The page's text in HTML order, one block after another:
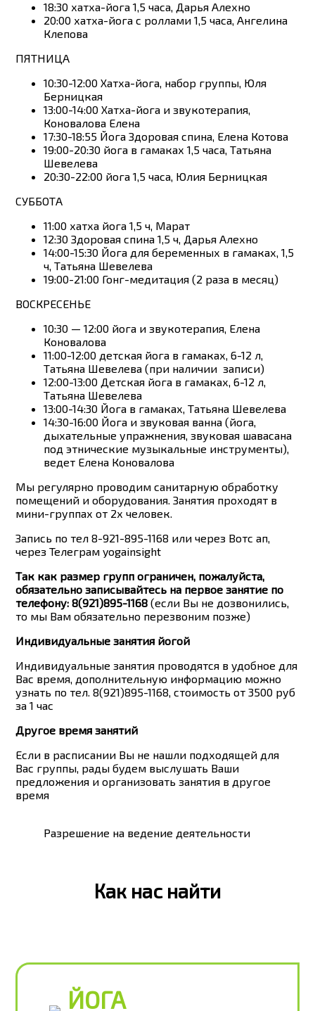
18:30 хатха-йога 1,5 часа, Дарья Алехно
20:00 хатха-йога с роллами 1,5 часа, Ангелина
Клепова
ПЯТНИЦА
10:30-12:00 Хатха-йога, набор группы, Юля
Берницкая
13:00-14:00 Хатха-йога и звукотерапия,
Коновалова Елена
17:30-18:55 Йога Здоровая спина, Елена Котова
19:00-20:30 йога в гамаках 1,5 часа, Татьяна
Шевелева
20:30-22:00 йога 1,5 часа, Юлия Берницкая
СУББОТА
11:00 хатха йога 1,5 ч, Марат
12:30 Здоровая спина 1,5 ч, Дарья Алехно
14:00-15:30 Йога для беременных в гамаках, 1,5
ч, Татьяна Шевелева
19:00-21:00 Гонг-медитация (2 раза в месяц)
ВОСКРЕСЕНЬЕ
10:30 — 12:00 йога и звукотерапия, Елена
Коновалова
11:00-12:00 детская йога в гамаках, 6-12 л,
Татьяна Шевелева (при наличии записи)
12:00-13:00 Детская йога в гамаках, 6-12 л,
Татьяна Шевелева
13:00-14:30 Йога в гамаках, Татьяна Шевелева
14:30-16:00 Йога и звуковая ванна (йога,
дыхательные упражнения, звуковая шавасана
под этнические музыкальные инструменты),
ведет Елена Коновалова
Мы регулярно проводим санитарную обработку
помещений и оборудования. Занятия проходят в
мини-группах от 2х человек.
Запись по тел 8-921-895-1168 или через Вотс ап,
через Телеграм yogainsight
Так как размер групп ограничен, пожалуйста,
обязательно записывайтесь на первое занятие по
телефону:8(921)895-1168 (если Вы не дозвонились,
то мы Вам обязательно перезвоним позже)
Индивидуальные занятия йогой
Индивидуальные занятия проводятся в удобное для
Вас время, дополнительную информацию можно
узнать по тел. 8(921)895-1168, стоимость от 3500 руб
за 1 час
Другое время занятий
Если в расписании Вы не нашли подходящей для
Вас группы, рады будем выслушать Ваши
предложения и организовать занятия в другое
время
Разрешение на ведение деятельности
Как нас найти
ЙОГА